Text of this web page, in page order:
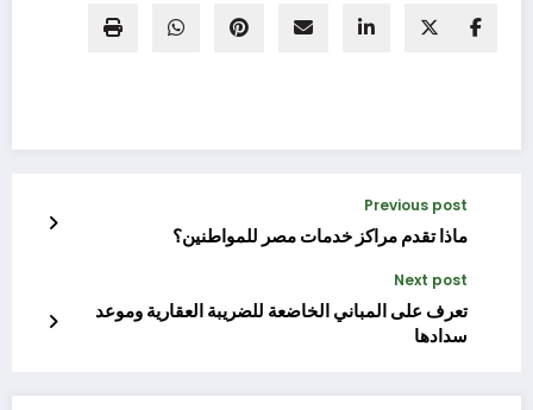
Previous post
ماذا تقدم مراكز خدمات مصر للمواطنين؟
Next post
تعرف على المباني الخاضعة للضريبة العقارية وموعد
سدادها